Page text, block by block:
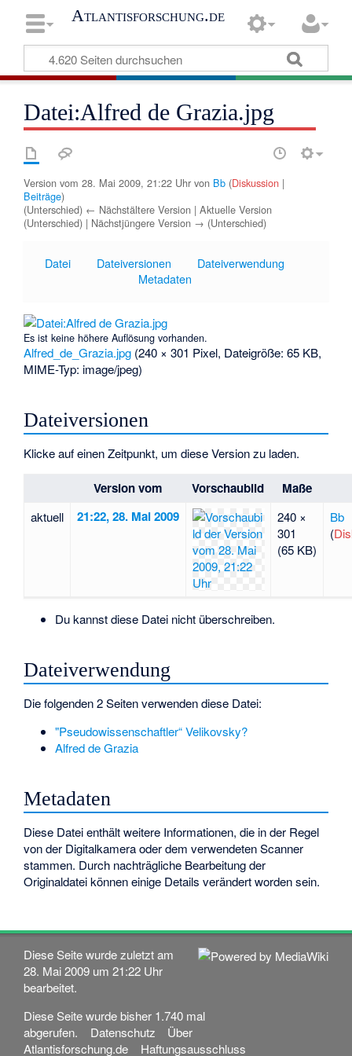
Atlantisforschung.de
Datei:Alfred de Grazia.jpg
Version vom 28. Mai 2009, 21:22 Uhr von Bb (Diskussion |
Beiträge)
(Unterschied) ← Nächstältere Version | Aktuelle Version
(Unterschied) | Nächstjüngere Version → (Unterschied)
Datei Dateiversionen
Dateiverwendung
Metadaten
Es ist keine höhere Auflösung vorhanden.
Alfred_de_Grazia.jpg (240 × 301 Pixel, Dateigröße: 65 KB,
MIME-Typ: image/jpeg)
Dateiversionen
Klicke auf einen Zeitpunkt, um diese Version zu laden.
Version vom Vorschaubild Maße
aktuell 21:22, 28. Mai 2009
240 ×
301
(65 KB)
Bb
(
Du kannst diese Datei nicht überschreiben.
Dateiverwendung
Die folgenden 2 Seiten verwenden diese Datei:
"Pseudowissenschaftler“ Velikovsky?
Alfred de Grazia
Metadaten
Diese Datei enthält weitere Informationen, die in der Regel
von der Digitalkamera oder dem verwendeten Scanner
stammen. Durch nachträgliche Bearbeitung der
Originaldatei können einige Details verändert worden sein.
Diese Seite wurde zuletzt am
28. Mai 2009 um 21:22 Uhr
bearbeitet.
Diese Seite wurde bisher 1.740 mal
abgerufen.
Datenschutz
Über
Atlantisforschung.de
Haftungsausschluss